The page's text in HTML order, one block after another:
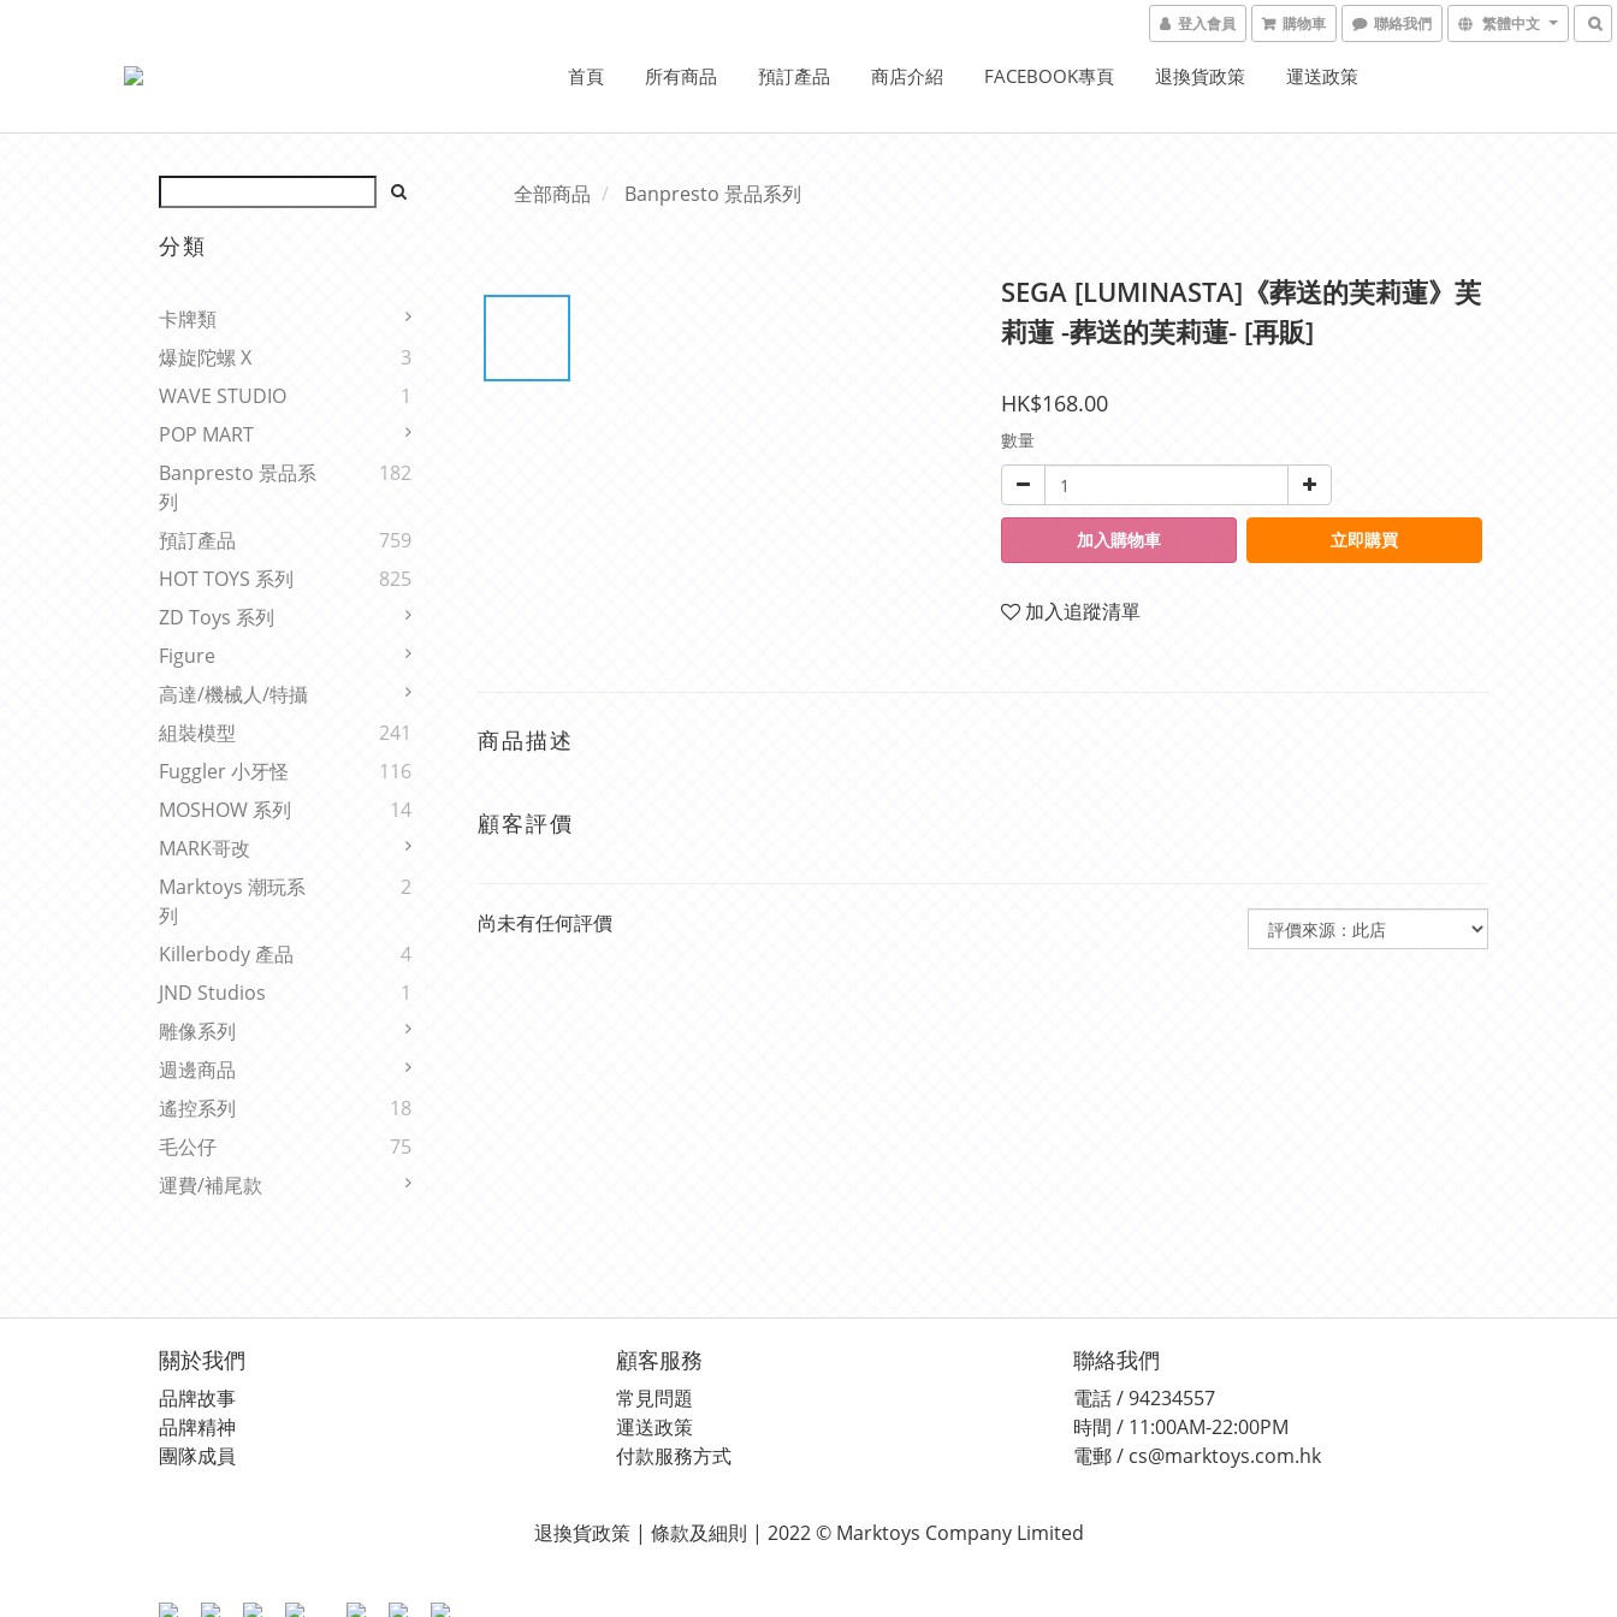
登入會員 購物車 聯絡我們 繁體中文
首頁 所有商品 預訂產品 商店介紹 FACEBOOK專頁 退換貨政策 運送政策
分類
卡牌類
爆旋陀螺 X
3
WAVE STUDIO
1
POP MART
Banpresto 景品系
列
182
預訂產品
759
HOT TOYS 系列
825
ZD Toys 系列
Figure
高達/機械人/特攝
組裝模型
241
Fuggler 小牙怪
116
MOSHOW 系列
14
MARK哥改
Marktoys 潮玩系
列
2
Killerbody 產品
4
JND Studios
1
雕像系列
週邊商品
遙控系列
18
毛公仔
75
運費/補尾款
全部商品 Banpresto 景品系列
SEGA [LUMINASTA]《葬送的芙莉蓮》芙
莉蓮 -葬送的芙莉蓮- [再販]
HK$168.00
數量
加入購物車 立即購買
加入追蹤清單
商品描述
顧客評價
尚未有任何評價
關於我們
品牌故事
品牌精神
團隊成員
顧客服務
常見問題
運送政策
付款服務方式
聯絡我們
電話 / 94234557
時間 / 11:00AM-22:00PM
電郵 / cs@marktoys.com.hk
退換貨政策 | 條款及細則 | 2022 © Marktoys Company Limited